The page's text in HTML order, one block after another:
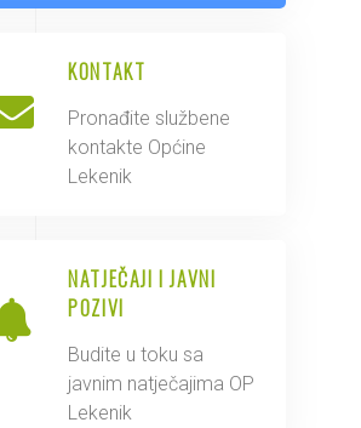
KONTAKT
Pronađite službene
kontakte Općine
Lekenik
NATJEČAJI I JAVNI
POZIVI
Budite u toku sa
javnim natječajima OP
Lekenik